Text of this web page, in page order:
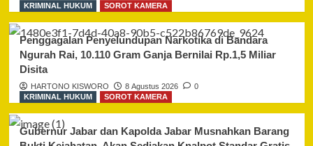
KRIMINAL HUKUM
SOROT KAMERA
Penggagalan Penyelundupan Narkotika di Bandara
Ngurah Rai, 10.110 Gram Ganja Bernilai Rp.1,5 Miliar
Disita
HARTONO KISWORO 8 Agustus 2026
0
KRIMINAL HUKUM
SOROT KAMERA
Gubernur Jabar dan Kapolda Jabar Musnahkan Barang